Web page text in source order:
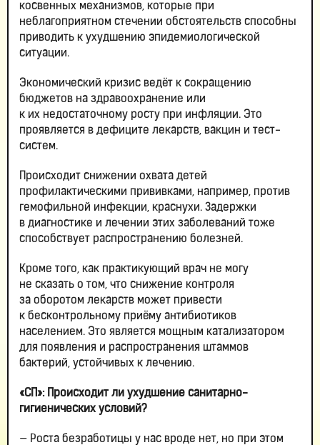
косвенных механизмов, которые при
неблагоприятном стечении обстоятельств способны
приводить к ухудшению эпидемиологической
ситуации.
Экономический кризис ведёт к сокращению
бюджетов на здравоохранение или
к их недостаточному росту при инфляции. Это
проявляется в дефиците лекарств, вакцин и тест-
систем.
Происходит снижении охвата детей
профилактическими прививками, например, против
гемофильной инфекции, краснухи. Задержки
в диагностике и лечении этих заболеваний тоже
способствует распространению болезней.
Кроме того, как практикующий врач не могу
не сказать о том, что снижение контроля
за оборотом лекарств может привести
к бесконтрольному приёму антибиотиков
населением. Это является мощным катализатором
для появления и распространения штаммов
бактерий, устойчивых к лечению.
«СП»: Происходит ли ухудшение санитарно-
гигиенических условий?
— Роста безработицы у нас вроде нет, но при этом